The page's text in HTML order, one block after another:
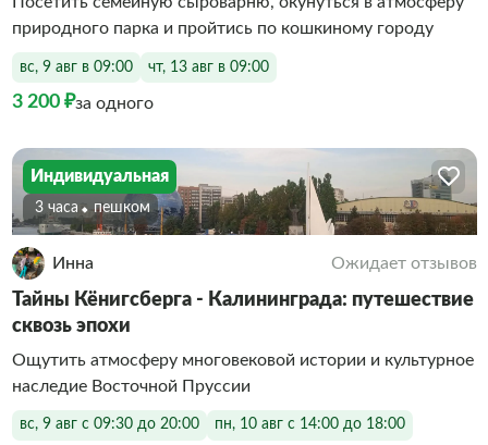
природного парка и пройтись по кошкиному городу
вс, 9 авг в 09:00 чт, 13 авг в 09:00
3 200 ₽за одного
Индивидуальная
3 часа Пешком
Инна Ожидает отзывов
Тайны Кёнигсберга - Калининграда: путешествие
сквозь эпохи
Ощутить атмосферу многовековой истории и культурное
наследие Восточной Пруссии
вс, 9 авг с 09:30 до 20:00 пн, 10 авг с 14:00 до 18:00